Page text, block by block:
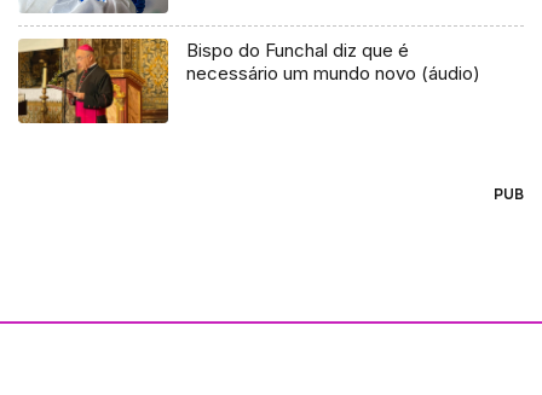
Bispo do Funchal diz que é
necessário um mundo novo (áudio)
PUB